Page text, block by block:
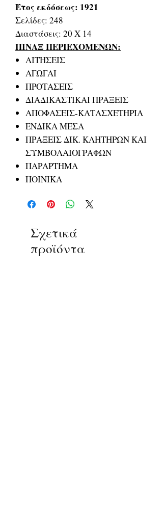
Έτος εκδόσεως: 1921
Σελίδες: 248
Διαστάσεις: 20 Χ 14
ΠΙΝΑΞ ΠΕΡΙΕΧΟΜΕΝΩΝ:
ΑΙΤΗΣΕΙΣ
ΑΓΩΓΑΙ
ΠΡΟΤΑΣΕΙΣ
ΔΙΑΔΙΚΑΣΤΙΚΑΙ ΠΡΑΞΕΙΣ
ΑΠΟΦΑΣΕΙΣ-ΚΑΤΑΣΧΕΤΗΡΙΑ
ΕΝΔΙΚΑ ΜΕΣΑ
ΠΡΑΞΕΙΣ ΔΙΚ. ΚΛΗΤΗΡΩΝ ΚΑΙ
ΣΥΜΒΟΛΑΙΟΓΡΑΦΩΝ
ΠΑΡΑΡΤΗΜΑ
ΠΟΙΝΙΚΑ
Σχετικά
προϊόντα